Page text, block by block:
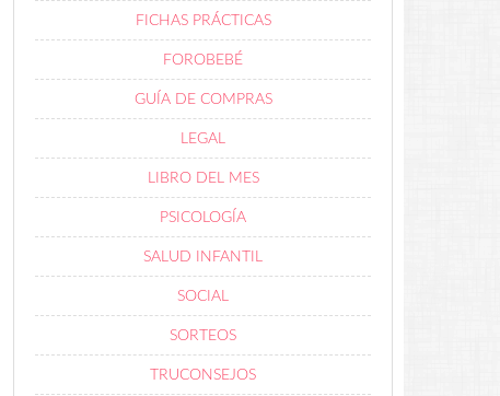
FICHAS PRÁCTICAS
FOROBEBÉ
GUÍA DE COMPRAS
LEGAL
LIBRO DEL MES
PSICOLOGÍA
SALUD INFANTIL
SOCIAL
SORTEOS
TRUCONSEJOS